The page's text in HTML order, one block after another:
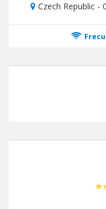
Czech Republic -